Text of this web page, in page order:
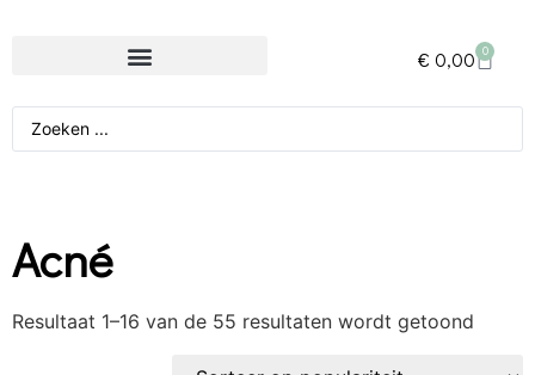
€ 0,00 0
Acné
Resultaat 1–16 van de 55 resultaten wordt getoond